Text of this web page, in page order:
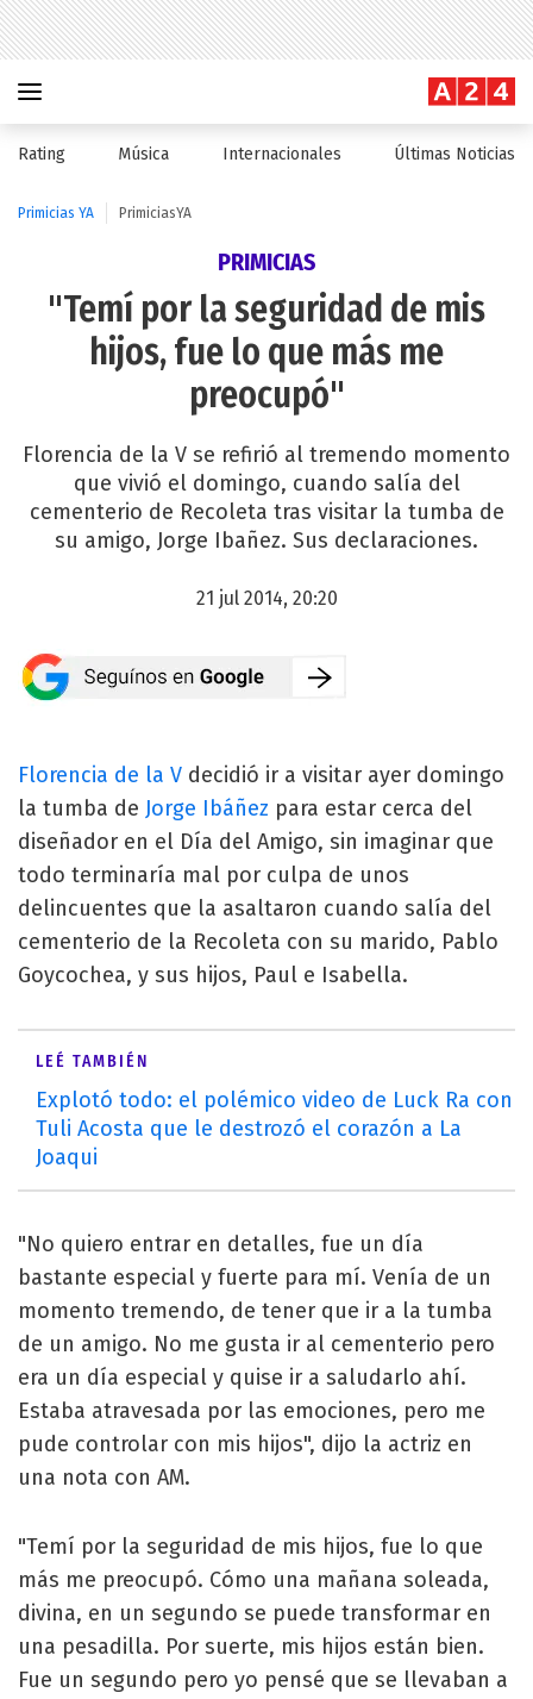
Rating Música Internacionales Últimas Noticias
Primicias YA PrimiciasYA
PRIMICIAS
"Temí por la seguridad de mis
hijos, fue lo que más me
preocupó"
Florencia de la V se refirió al tremendo momento
que vivió el domingo, cuando salía del
cementerio de Recoleta tras visitar la tumba de
su amigo, Jorge Ibañez. Sus declaraciones.
21 jul 2014, 20:20
Florencia de la V decidió ir a visitar ayer domingo
la tumba de Jorge Ibáñez para estar cerca del
diseñador en el Día del Amigo, sin imaginar que
todo terminaría mal por culpa de unos
delincuentes que la asaltaron cuando salía del
cementerio de la Recoleta con su marido, Pablo
Goycochea, y sus hijos, Paul e Isabella.
LEÉ TAMBIÉN
Explotó todo: el polémico video de Luck Ra con
Tuli Acosta que le destrozó el corazón a La
Joaqui
"No quiero entrar en detalles, fue un día
bastante especial y fuerte para mí. Venía de un
momento tremendo, de tener que ir a la tumba
de un amigo. No me gusta ir al cementerio pero
era un día especial y quise ir a saludarlo ahí.
Estaba atravesada por las emociones, pero me
pude controlar con mis hijos", dijo la actriz en
una nota con AM.
"Temí por la seguridad de mis hijos, fue lo que
más me preocupó. Cómo una mañana soleada,
divina, en un segundo se puede transformar en
una pesadilla. Por suerte, mis hijos están bien.
Fue un segundo pero yo pensé que se llevaban a